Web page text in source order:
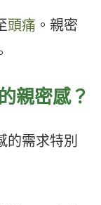
頭痛 。親密
親密感？
的需求特別